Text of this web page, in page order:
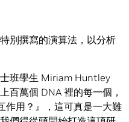
別撰寫的演算法，以分析
班學生 Miriam Huntley
百萬個 DNA 裡的每一個，
作用？』，這可真是一大難